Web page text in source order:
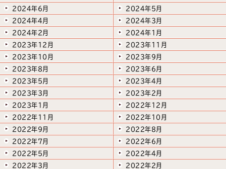
2024年6月
2024年5月
2024年4月
2024年3月
2024年2月
2024年1月
2023年12月
2023年11月
2023年10月
2023年9月
2023年8月
2023年6月
2023年5月
2023年4月
2023年3月
2023年2月
2023年1月
2022年12月
2022年11月
2022年10月
2022年9月
2022年8月
2022年7月
2022年6月
2022年5月
2022年4月
2022年3月
2022年2月